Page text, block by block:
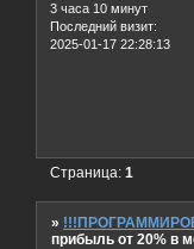
3 часа 10 минут
Последний визит:
2025-01-17 22:28:13
Страница:1
»
прибыль от 20% в